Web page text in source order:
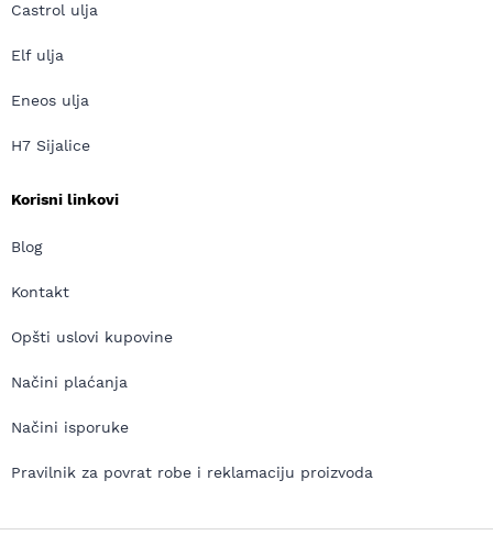
Castrol ulja
Elf ulja
Eneos ulja
H7 Sijalice
Korisni linkovi
Blog
Kontakt
Opšti uslovi kupovine
Načini plaćanja
Načini isporuke
Pravilnik za povrat robe i reklamaciju proizvoda